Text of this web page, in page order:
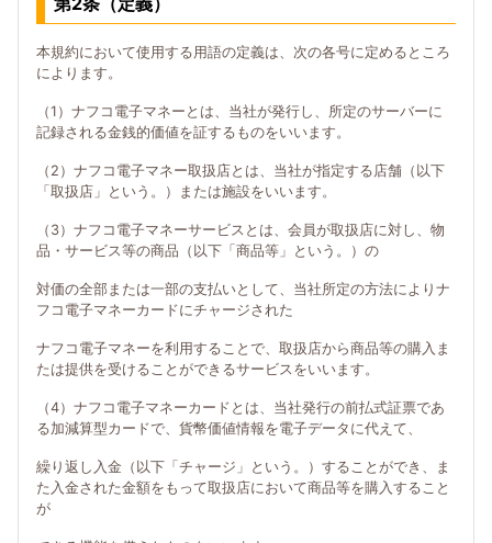
本規約において使用する用語の定義は、次の各号に定めるところ
によります。
（1）ナフコ電子マネーとは、当社が発行し、所定のサーバーに
記録される金銭的価値を証するものをいいます。
（2）ナフコ電子マネー取扱店とは、当社が指定する店舗（以下
「取扱店」という。）または施設をいいます。
（3）ナフコ電子マネーサービスとは、会員が取扱店に対し、物
品・サービス等の商品（以下「商品等」という。）の
対価の全部または一部の支払いとして、当社所定の方法によりナ
フコ電子マネーカードにチャージされた
ナフコ電子マネーを利用することで、取扱店から商品等の購入ま
たは提供を受けることができるサービスをいいます。
（4）ナフコ電子マネーカードとは、当社発行の前払式証票であ
る加減算型カードで、貨幣価値情報を電子データに代えて、
繰り返し入金（以下「チャージ」という。）することができ、ま
た入金された金額をもって取扱店において商品等を購入すること
が